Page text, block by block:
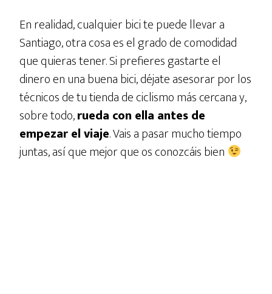
En realidad, cualquier bici te puede llevar a
Santiago, otra cosa es el grado de comodidad
que quieras tener. Si prefieres gastarte el
dinero en una buena bici, déjate asesorar por los
técnicos de tu tienda de ciclismo más cercana y,
sobre todo,rueda con ella antes de
empezar el viaje. Vais a pasar mucho tiempo
juntas, así que mejor que os conozcáis bien